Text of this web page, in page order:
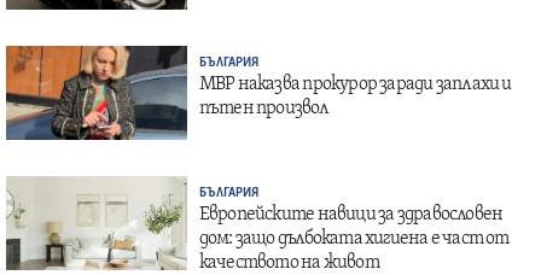
БЪЛГАРИЯ
МВР наказва прокурор заради заплахи и
пътен произвол
БЪЛГАРИЯ
Европейските навици за здравословен
дом: защо дълбоката хигиена е част от
качеството на живот